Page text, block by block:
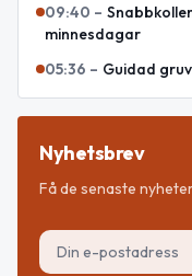
09:40 –
minnesdagar
05:36 – Guidad
Nyhetsbrev
Få de senaste